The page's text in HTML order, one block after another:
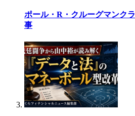
ポール・R・クルーグマンク
事